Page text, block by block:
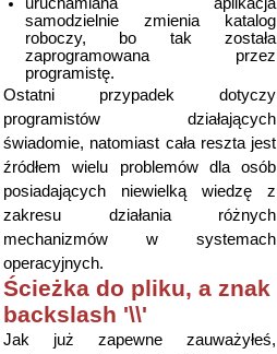
samodzielnie zmienia katalog
roboczy, bo tak została
zaprogramowana przez
programistę.
Ostatni przypadek dotyczy
programistów działających
świadomie, natomiast cała reszta jest
źródłem wielu problemów dla osób
posiadających niewielką wiedzę z
zakresu działania różnych
mechanizmów w systemach
operacyjnych.
Ścieżka do pliku, a znak
backslash '\\'
Jak już zapewne zauważyłeś,